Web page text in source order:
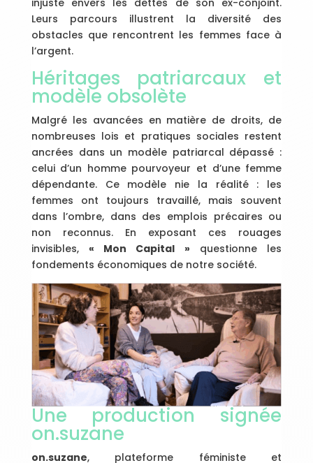
injuste envers les dettes de son ex-conjoint.
Leurs parcours illustrent la diversité des
obstacles que rencontrent les femmes face à
l’argent.
Héritages patriarcaux et
modèle obsolète
Malgré les avancées en matière de droits, de
nombreuses lois et pratiques sociales restent
ancrées dans un modèle patriarcal dépassé :
celui d’un homme pourvoyeur et d’une femme
dépendante. Ce modèle nie la réalité : les
femmes ont toujours travaillé, mais souvent
dans l’ombre, dans des emplois précaires ou
non reconnus. En exposant ces rouages
invisibles,« Mon Capital » questionne les
fondements économiques de notre société.
Une production signée
on.suzane
on.suzane, plateforme féministe et